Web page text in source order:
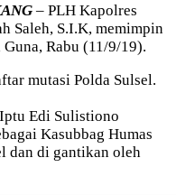
– PLH Kapolres
Saleh, S.I.K, memimpin
Rabu (11/9/19).
mutasi Polda Sulsel.
Edi Sulistiono
Kasubbag Humas
dan di gantikan oleh